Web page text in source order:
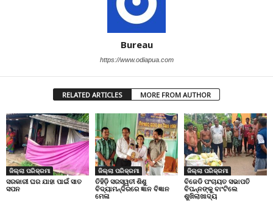
Bureau
https://www.odiapua.com
RELATED ARTICLES MORE FROM AUTHOR
ଜିଲ୍ଲା ପରିକ୍ରମା
ସରକାରୀ ଘର ଯାହା ପାଇଁ ସାତ
ସପନ
ଜିଲ୍ଲା ପରିକ୍ରମା
ତିହିଡି଼ ସରସ୍ୱତୀ ଶିଶୁ
ବିଦ୍ୟାମନ୍ଦିରରେ ଜ୍ଞାନ ବିଜ୍ଞାନ
ମେଳା
ଜିଲ୍ଲା ପରିକ୍ରମା
ବିଜେଡି ପଂଚାୟତ ସଭାପତି
ବିପନ୍ନଙ୍କୁ ବାଂଟିଲେ
ଶୁଖିଲାଖାଦ୍ୟ